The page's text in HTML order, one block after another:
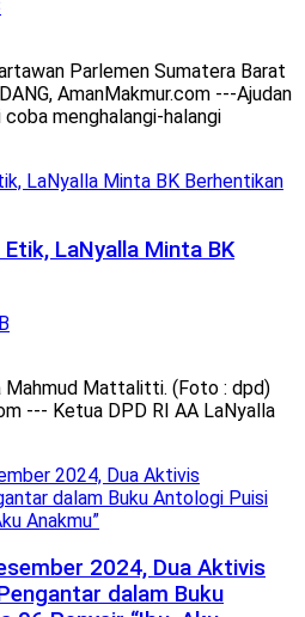
Parlemen Sumatera Barat
AmanMakmur.com ---Ajudan
menghalangi-halangi
LaNyalla Minta BK
Mahmud Mattalitti. (Foto : dpd)
--- Ketua DPD RI AA LaNyalla
2024, Dua Aktivis
dalam Buku